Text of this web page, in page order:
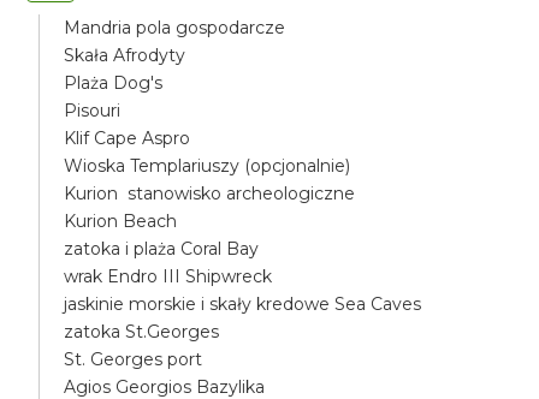
Mandria pola gospodarcze
Skała Afrodyty
Plaża Dog's
Pisouri
Klif Cape Aspro
Wioska Templariuszy (opcjonalnie)
Kurion stanowisko archeologiczne
Kurion Beach
zatoka i plaża Coral Bay
wrak Endro III Shipwreck
jaskinie morskie i skały kredowe Sea Caves
zatoka St.Georges
St. Georges port
Agios Georgios Bazylika